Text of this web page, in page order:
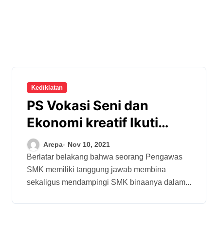
Kediklatan
PS Vokasi Seni dan
Ekonomi kreatif Ikuti
Peningkatan Kompetensi
Arepa Nov 10, 2021
Berlatar belakang bahwa seorang Pengawas
SMK memiliki tanggung jawab membina
sekaligus mendampingi SMK binaanya dalam...